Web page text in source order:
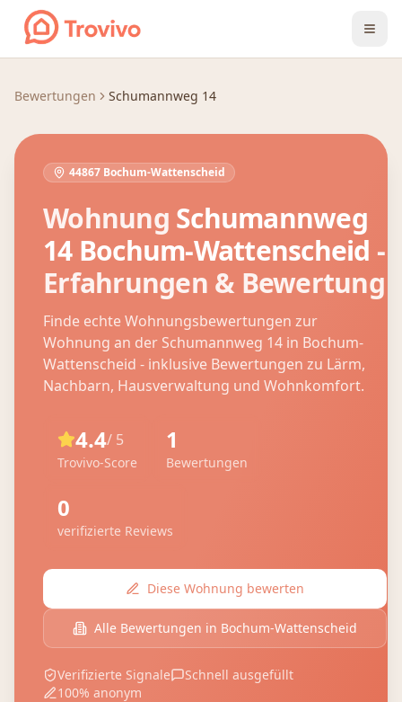
Zum Inhalt springen
Bewertungen Schumannweg 14
44867 Bochum-Wattenscheid
Wohnung Schumannweg
14 Bochum-Wattenscheid -
Erfahrungen & Bewertung
Finde echte Wohnungsbewertungen zur
Wohnung an der Schumannweg 14 in Bochum-
Wattenscheid - inklusive Bewertungen zu Lärm,
Nachbarn, Hausverwaltung und Wohnkomfort.
4.4/ 5
Trovivo-Score
1
Bewertungen
0
verifizierte Reviews
Diese Wohnung bewerten
Alle Bewertungen in Bochum-Wattenscheid
Verifizierte Signale
Schnell ausgefüllt
100% anonym